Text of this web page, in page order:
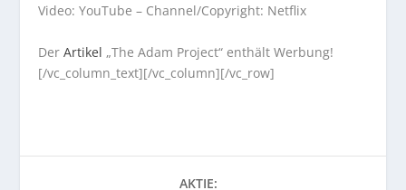
Video: YouTube – Channel/Copyright: Netflix
DerArtikel „The Adam Project“ enthält Werbung!
[/vc_column_text][/vc_column][/vc_row]
AKTIE: